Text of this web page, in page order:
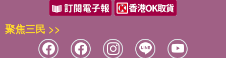
聚焦三民 >>